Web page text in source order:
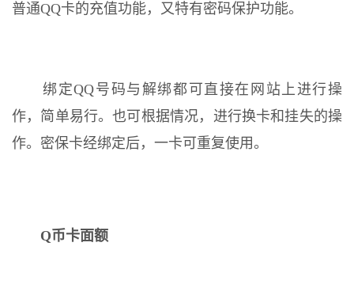
普通QQ卡的充值功能，又特有密码保护功能。
绑定QQ号码与解绑都可直接在网站上进行操
作，简单易行。也可根据情况，进行换卡和挂失的操
作。密保卡经绑定后，一卡可重复使用。
Q币卡面额